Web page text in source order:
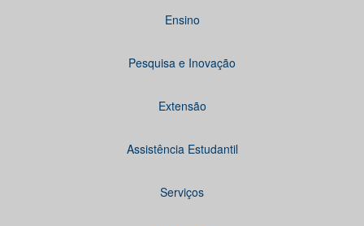
Ensino
Pesquisa e Inovação
Extensão
Assistência Estudantil
Serviços